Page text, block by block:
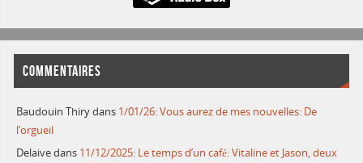
COMMENTAIRES
Baudouin Thirydans 1/01/26: Vous aurez de mes nouvelles: De
l’orgueil
Delaivedans 11/12/2025: Le temps d’un café: Vitaline et Jason, deux